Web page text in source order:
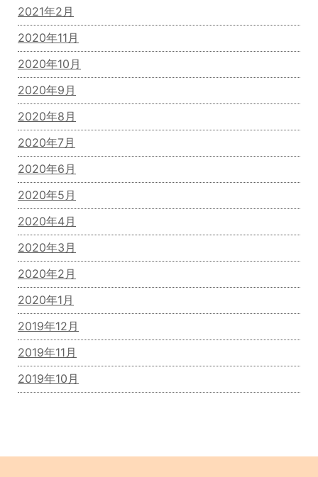
2021年2月
2020年11月
2020年10月
2020年9月
2020年8月
2020年7月
2020年6月
2020年5月
2020年4月
2020年3月
2020年2月
2020年1月
2019年12月
2019年11月
2019年10月